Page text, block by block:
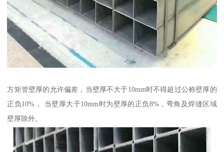
方矩管壁厚的允许偏差，当壁厚不大于10mm时不得超过公称壁厚的
正负10%， 当壁厚大于10mm时为壁厚的正负8%，弯角及焊缝区域
壁厚除外。